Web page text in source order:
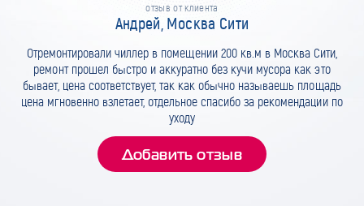
отзыв от клиента
Андрей, Москва Сити
Отремонтировали чиллер в помещении 200 кв.м в Москва Сити,
ремонт прошел быстро и аккуратно без кучи мусора как это
бывает, цена соответствует, так как обычно называешь площадь
цена мгновенно взлетает, отдельное спасибо за рекомендации по
уходу
Добавить отзыв